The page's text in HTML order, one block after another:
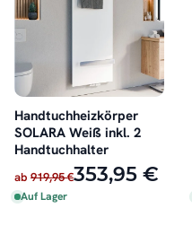
Handtuchheizkörper
SOLARA Weiß inkl. 2
Handtuchhalter
ab 919,95 €353,95 €
Auf Lager